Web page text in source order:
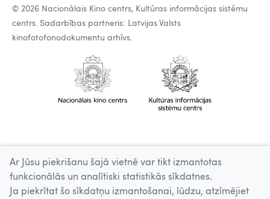
© 2026 Nacionālais Kino centrs, Kultūras informācijas sistēmu
centrs. Sadarbības partneris: Latvijas Valsts
kinofotofonodokumentu arhīvs.
Ar Jūsu piekrišanu šajā vietnē var tikt izmantotas
funkcionālās un analītiski statistikās sīkdatnes.
Ja piekrītat šo sīkdatņu izmantošanai, lūdzu, atzīmējiet